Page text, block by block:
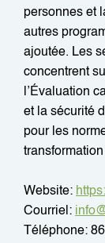
personnes et
autres
ajoutée. Les
concentrent
l’Évaluation
et la sécurité
pour les
Website:
Courriel:
Téléphone: